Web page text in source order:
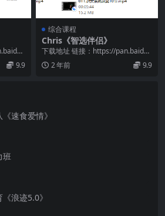
9.9
综合课程
Chris《智选伴侣》
下载地址 链接：https://pan.baidu.
com/s/1qji8rU8...
2 年前 9.9
速食爱情》
班
浪迹5.0》